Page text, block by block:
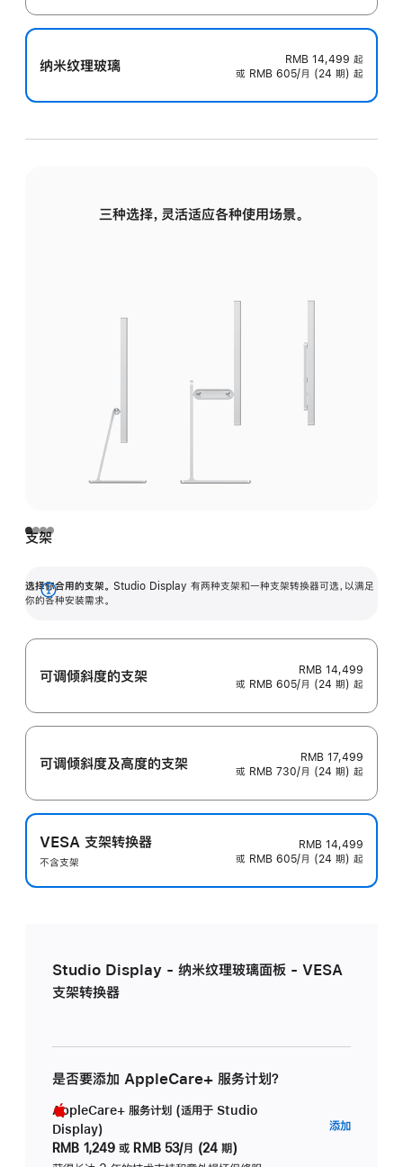
纳米纹理玻璃 RMB 14,499 起
或 RMB 605/月 (24 期) 起
三种选择，灵活适应各种使用场景。
支架
选择你合用的支架。 Studio Display 有两种支架和一种支架转换器可选，以满足
你的各种安装需求。
展
可调倾斜度的支架
RMB 14,499
或 RMB 605/月 (24 期) 起
可调倾斜度及高‍度的支‍架
RMB 17,499
或 RMB 730/月 (24 期) 起
VESA 支架转换器
不含支架
RMB 14,499
或 RMB 605/月 (24 期) 起
Studio Display - 纳米纹理玻璃面板 - VESA
支架转换器
是否要添加 AppleCare+ 服务计划？
AppleCare+ 服务计划 (适用于 Studio
Display)
RMB 1,249 或 RMB 53/月 (24 期)
添加